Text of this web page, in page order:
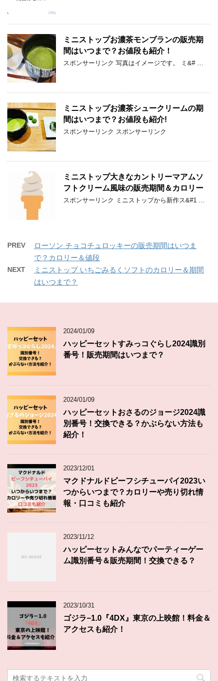
ミニストップお濃茶モンブランの販売期
間はいつまで？お値段も紹介！
スポンサーリンク 写真はイメージです。 ミ&# …
ミニストップお濃茶シュークリームの期
間はいつまで？お値段も紹介!
スポンサーリンク スポンサーリンク
ミニストップ大きなカントリーマアムソ
フトクリーム風味の販売期間＆カロリー
スポンサーリンク ミニストップから新作ス&#1 …
PREV
ローソン チョコチュロッキーの販売期間はいつま
で？カロリー＆値段
NEXT
ミニストップ いちごみるくソフトのカロリー＆期間
はいつまで？
2024/01/09
ハッピーセットすみっコぐらし2024識別
番号！販売期間はいつまで？
2024/01/09
ハッピーセットおさるのジョージ2024識
別番号！交換できる？かぶらない方法も
紹介！
2023/12/01
マクドナルドビーフシチューパイ2023い
つからいつまで？カロリーや売り切れ情
報・口コミも紹介
2023/11/12
ハッピーセットみんなでパーティーゲー
ム識別番号＆販売期間！交換できる？
2023/10/31
ゴジラ−1.0『4DX』東京の上映館！料金＆
アクセスも紹介！